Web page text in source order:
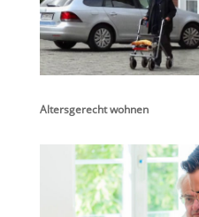
Altersgerecht wohnen